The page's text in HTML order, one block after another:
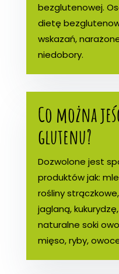
bezglutenowej.
dietę
wskazań,
niedobory.
Co można
glutenu?
Dozwolone jest
produktów jak:
rośliny
jaglaną,
naturalne soki
mięso, ryby,